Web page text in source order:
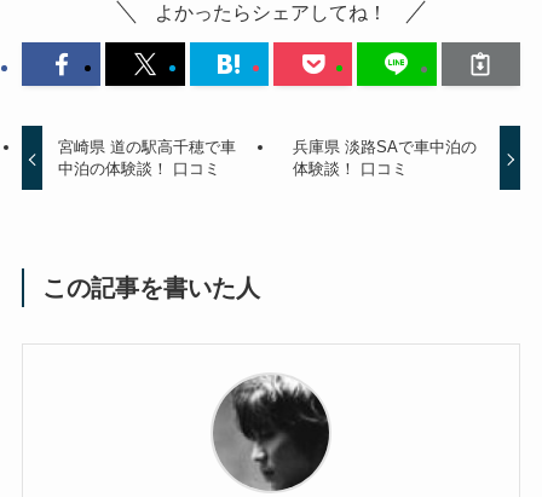
よかったらシェアしてね！
宮崎県 道の駅高千穂で車
中泊の体験談！ 口コミ
兵庫県 淡路SAで車中泊の
体験談！ 口コミ
この記事を書いた人